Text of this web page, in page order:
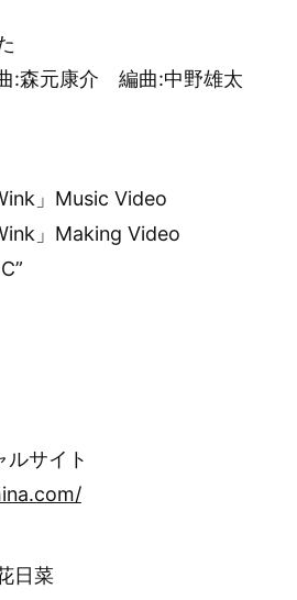
:森元康介 編曲:中野雄太
」Music Video
」Making Video
ルサイト
日菜